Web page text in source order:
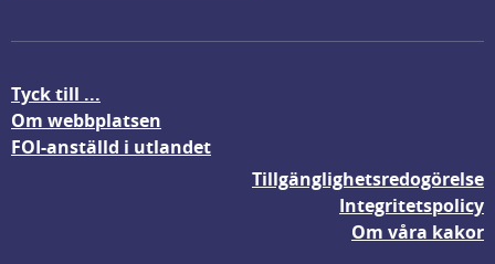
Tyck till ...
Om webbplatsen
FOI-anställd i utlandet
Tillgänglighetsredogörelse
Integritetspolicy
Om våra kakor